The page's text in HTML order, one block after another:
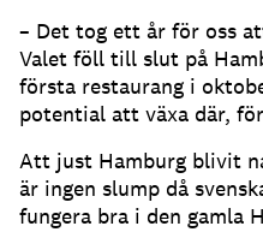
– Det tog ett år för oss
Valet föll till slut på
första restaurang i
potential att växa där,
Att just Hamburg blivit
är ingen slump då
fungera bra i den gamla